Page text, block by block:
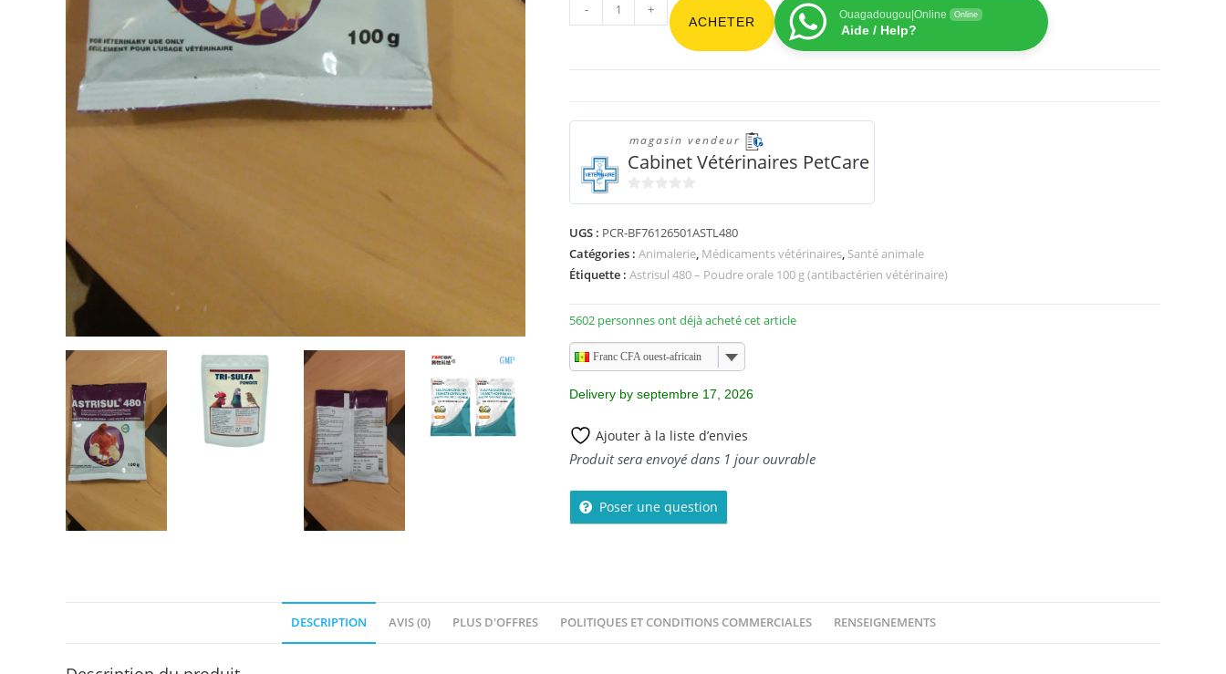
- +
ACHETER Ouagadougou|Online Online
Aide / Help?
magasin vendeur
Cabinet Vétérinaires PetCare
u
r
5
UGS : PCR-BF76126501ASTL480
Catégories : Animalerie, Médicaments vétérinaires, Santé animale
Étiquette : Astrisul 480 – Poudre orale 100 g (antibactérien vétérinaire)
5602 personnes ont déjà acheté cet article
Franc CFA ouest-africain
Delivery by septembre 17, 2026
Ajouter à la liste d’envies
Produit sera envoyé dans 1 jour ouvrable
Poser une question
DESCRIPTION AVIS (0) PLUS D'OFFRES POLITIQUES ET CONDITIONS COMMERCIALES RENSEIGNEMENTS